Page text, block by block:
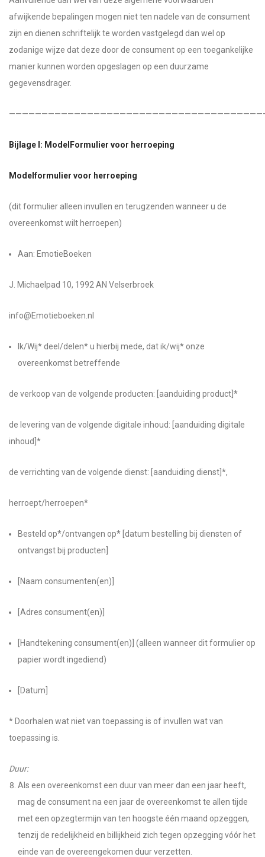
afwijkende bepalingen mogen niet ten nadele van de consument
zijn en dienen schriftelijk te worden vastgelegd dan wel op
zodanige wijze dat deze door de consument op een toegankelijke
manier kunnen worden opgeslagen op een duurzame
gegevensdrager.
Bijlage I: ModelFormulier voor herroeping
Modelformulier voor herroeping
(dit formulier alleen invullen en terugzenden wanneer u de
overeenkomst wilt herroepen)
Aan: EmotieBoeken
J. Michaelpad 10, 1992 AN Velserbroek
info@Emotieboeken.nl
Ik/Wij* deel/delen* u hierbij mede, dat ik/wij* onze
overeenkomst betreffende
de verkoop van de volgende producten: [aanduiding product]*
de levering van de volgende digitale inhoud: [aanduiding digitale
inhoud]*
de verrichting van de volgende dienst: [aanduiding dienst]*,
herroept/herroepen*
Besteld op*/ontvangen op* [datum bestelling bij diensten of
ontvangst bij producten]
[Naam consumenten(en)]
[Adres consument(en)]
[Handtekening consument(en)] (alleen wanneer dit formulier op
papier wordt ingediend)
[Datum]
* Doorhalen wat niet van toepassing is of invullen wat van
toepassing is.
Duur:
Als een overeenkomst een duur van meer dan een jaar heeft,
mag de consument na een jaar de overeenkomst te allen tijde
met een opzegtermijn van ten hoogste één maand opzeggen,
tenzij de redelijkheid en billijkheid zich tegen opzegging vóór het
einde van de overeengekomen duur verzetten.